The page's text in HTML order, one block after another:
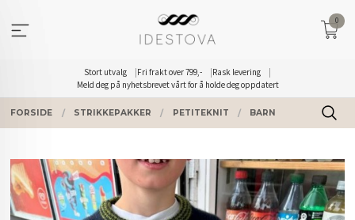
innholdet
Stort utvalg Fri frakt over 799,-
Rask levering
Meld deg på nyhetsbrevet vårt for å holde deg oppdatert
0
FORSIDE STRIKKEPAKKER PETITEKNIT BARN